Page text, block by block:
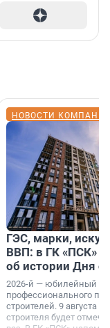
НОВОСТИ
ГЭС, марки,
ВВП: в ГК «ПСК»
об истории Дня
2026-й — юбилейный
профессионального
строителей. 9 августа
строителя будет